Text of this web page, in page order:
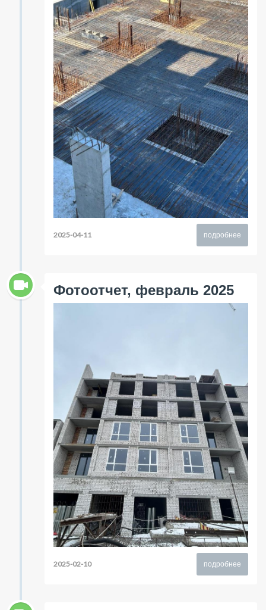
подробнее
2025-04-11
Фотоотчет, февраль 2025
подробнее
2025-02-10